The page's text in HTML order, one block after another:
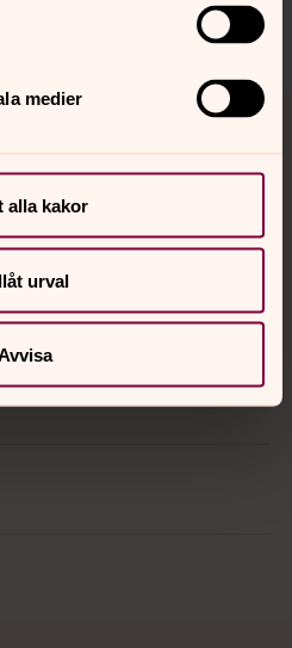
medier
alla kakor
urval